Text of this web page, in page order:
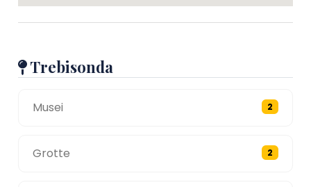
Trebisonda
Musei 2
Grotte 2